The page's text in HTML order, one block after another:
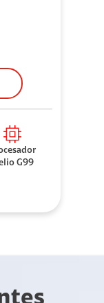
G99